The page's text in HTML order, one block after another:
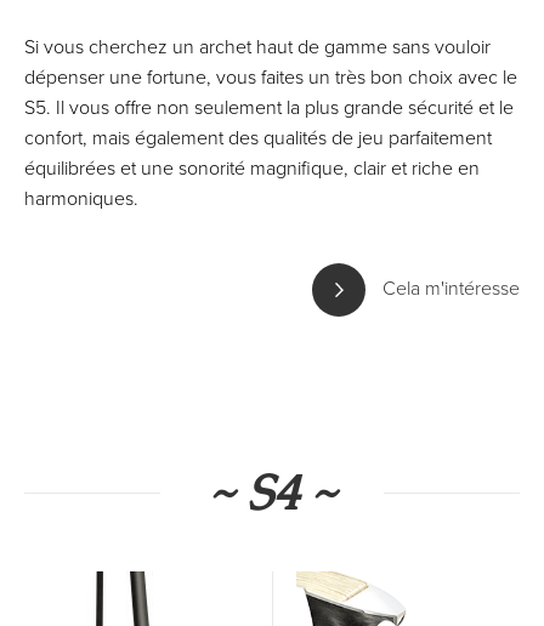
Si vous cherchez un archet haut de gamme sans vouloir
dépenser une fortune, vous faites un très bon choix avec le
S5. Il vous offre non seulement la plus grande sécurité et le
confort, mais également des qualités de jeu parfaitement
équilibrées et une sonorité magnifique, clair et riche en
harmoniques.
Cela m'intéresse
~ S4 ~